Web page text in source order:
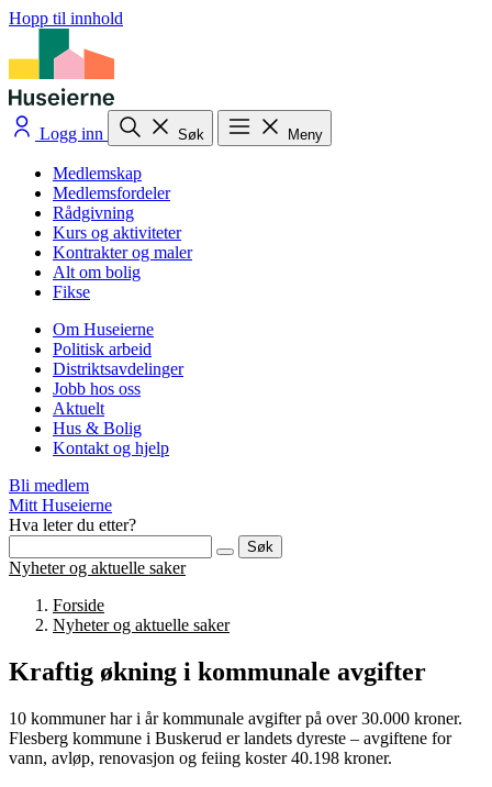
Hopp til innhold
Logg inn Søk Meny
Medlemskap
Medlemsfordeler
Rådgivning
Kurs og aktiviteter
Kontrakter og maler
Alt om bolig
Fikse
Om Huseierne
Politisk arbeid
Distriktsavdelinger
Jobb hos oss
Aktuelt
Hus & Bolig
Kontakt og hjelp
Bli medlem
Mitt Huseierne
Hva leter du etter?
Søk
Nyheter og aktuelle saker
Forside
Nyheter og aktuelle saker
Kraftig økning i kommunale avgifter
10 kommuner har i år kommunale avgifter på over 30.000 kroner.
Flesberg kommune i Buskerud er landets dyreste – avgiftene for
vann, avløp, renovasjon og feiing koster 40.198 kroner.